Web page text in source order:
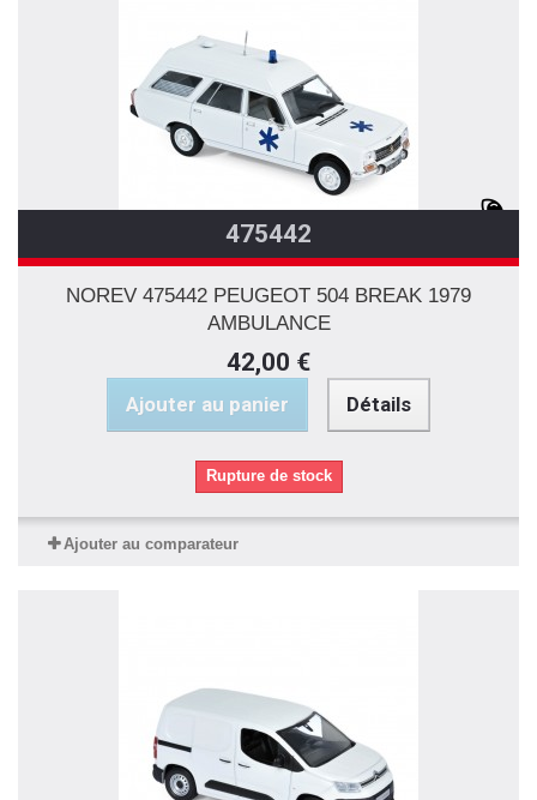
475442
NOREV 475442 PEUGEOT 504 BREAK 1979
AMBULANCE
42,00 €
Ajouter au panier Détails
Rupture de stock
Ajouter au comparateur